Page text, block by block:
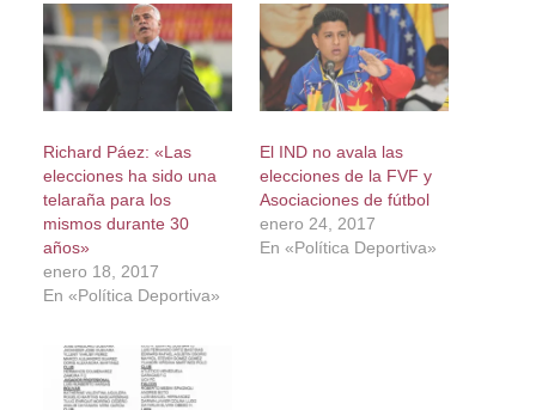
Richard Páez: «Las
elecciones ha sido una
telaraña para los
mismos durante 30
años»
enero 18, 2017
En «Política Deportiva»
El IND no avala las
elecciones de la FVF y
Asociaciones de fútbol
enero 24, 2017
En «Política Deportiva»